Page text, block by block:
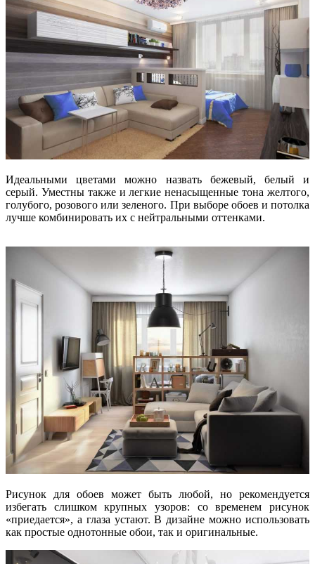
Идеальными цветами можно назвать бежевый, белый и
серый. Уместны также и легкие ненасыщенные тона желтого,
голубого, розового или зеленого. При выборе обоев и потолка
лучше комбинировать их с нейтральными оттенками.
Рисунок для обоев может быть любой, но рекомендуется
избегать слишком крупных узоров: со временем рисунок
«приедается», а глаза устают. В дизайне можно использовать
как простые однотонные обои, так и оригинальные.